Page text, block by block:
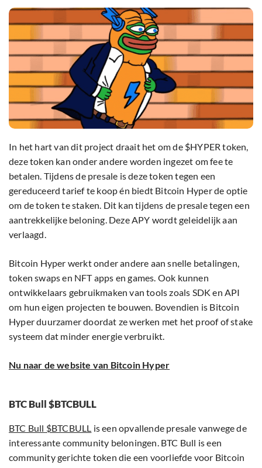
In het hart van dit project draait het om de $HYPER token,
deze token kan onder andere worden ingezet om fee te
betalen. Tijdens de presale is deze token tegen een
gereduceerd tarief te koop én biedt Bitcoin Hyper de optie
om de token te staken. Dit kan tijdens de presale tegen een
aantrekkelijke beloning. Deze APY wordt geleidelijk aan
verlaagd.
Bitcoin Hyper werkt onder andere aan snelle betalingen,
token swaps en NFT apps en games. Ook kunnen
ontwikkelaars gebruikmaken van tools zoals SDK en API
om hun eigen projecten te bouwen. Bovendien is Bitcoin
Hyper duurzamer doordat ze werken met het proof of stake
systeem dat minder energie verbruikt.
Nu naar de website van Bitcoin Hyper
BTC Bull $BTCBULL
BTC Bull $BTCBULL is een opvallende presale vanwege de
interessante community beloningen. BTC Bull is een
community gerichte token die een voorliefde voor Bitcoin